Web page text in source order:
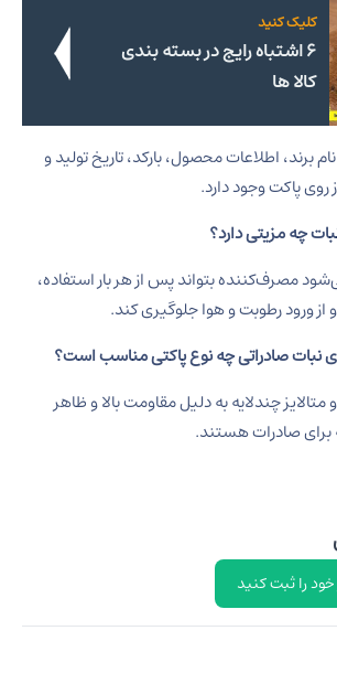
کلیک کنید
۶ اشتباه رایج در بسته‌ بندی
کالا ها
برند، اطلاعات محصول، بارکد، تاریخ تولید و
روی پاکت وجود دارد.
چه مزیتی دارد؟
مصرف‌کننده بتواند پس از هر بار استفاده،
از ورود رطوبت و هوا جلوگیری کند.
نبات صادراتی چه نوع پاکتی مناسب است؟
چندلایه به دلیل مقاومت بالا و ظاهر
برای صادرات هستند.
را ثبت کنید